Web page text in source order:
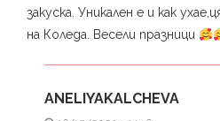
закуска. Уникален е и как
на Коледа. Весели празници
ANELIYAKALCHEVA